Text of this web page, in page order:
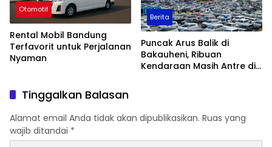
Otomotif
Rental Mobil Bandung
Terfavorit untuk Perjalanan
Nyaman
Berita
Puncak Arus Balik di
Bakauheni, Ribuan
Kendaraan Masih Antre di
Tinggalkan Balasan
Alamat email Anda tidak akan dipublikasikan. Ruas yang
wajib ditandai *